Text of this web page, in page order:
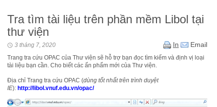
Tra tìm tài liệu trên phần mềm Libol tại
thư viện
3 tháng 7, 2020 In Email
Trang tra cứu OPAC của Thư viện sẽ hỗ trợ bạn đọc tìm kiếm và định vị loại
tài liệu bạn cần. Cho biết các ấn phẩm mới của Thư viện.
Địa chỉ Trang tra cứu OPAC (dùng tốt nhất trên trình duyệt
IE): http://libol.vnuf.edu.vn/opac/